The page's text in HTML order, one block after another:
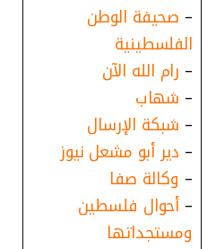
– صحيفة الوطن
الفلسطينية
– رام الله الآن
– شهاب
– شبكة الإرسال
– دير أبو مشعل نيوز
– وكالة صفا
– أحوال فلسطين
ومستجداتها